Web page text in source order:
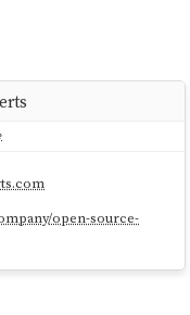
open-source-